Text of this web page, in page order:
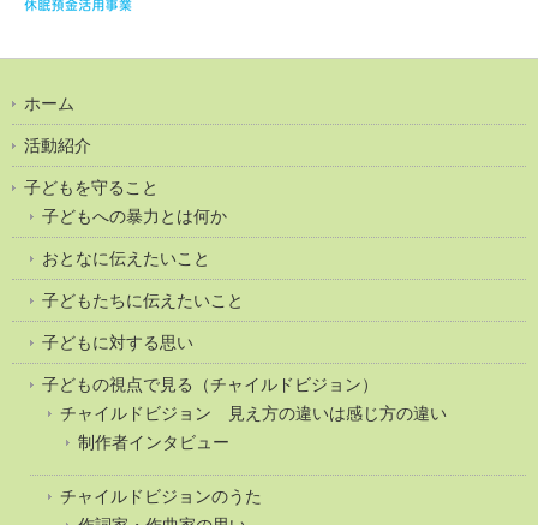
ホーム
活動紹介
子どもを守ること
子どもへの暴力とは何か
おとなに伝えたいこと
子どもたちに伝えたいこと
子どもに対する思い
子どもの視点で見る（チャイルドビジョン）
チャイルドビジョン 見え方の違いは感じ方の違い
制作者インタビュー
チャイルドビジョンのうた